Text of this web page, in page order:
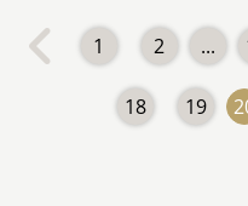
1 2 ...
18 19